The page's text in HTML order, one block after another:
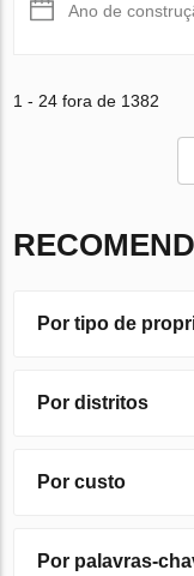
Ano de
1 - 24 fora de 1382
Por tipo de
Por distritos
Por custo
Por palavras-